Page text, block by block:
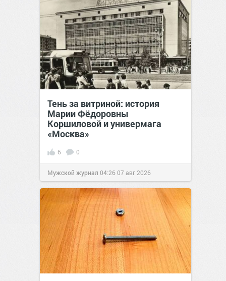
Тень за витриной: история
Марии Фёдоровны
Коршиловой и универмага
«Москва»
6 0
Мужской журнал 04:2607 авг 2026